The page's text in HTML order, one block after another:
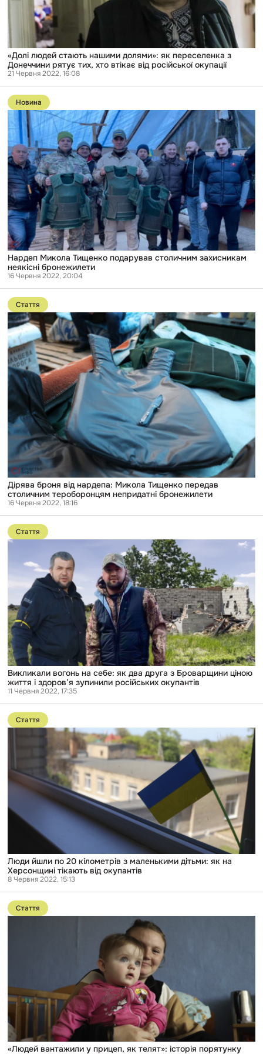
рятує
тих,
хто
від
російської
окупації
«Долі людей стають нашими долями»: як переселенка з
Донеччини рятує тих, хто втікає від російської окупації
21 Червня 2022, 16:08
Перейти
до
публікації
Нардеп
Микола
Тищенко
подарував
столичним
захисникам
неякісні
бронежилети
Новина
Нардеп Микола Тищенко подарував столичним захисникам
неякісні бронежилети
16 Червня 2022, 20:04
Перейти
до
публікації
Дірява
броня
від
нардепа:
Микола
Тищенко
передав
столичним
тероборонцям
непридатні
бронежилети
Стаття
Дірява броня від нардепа: Микола Тищенко передав
столичним тероборонцям непридатні бронежилети
16 Червня 2022, 18:16
Перейти
до
публікації
друга
Броварщини
ціною
життя
здоров’я зупинили
російських
окупантів
Стаття
Викликали вогонь на себе: як два друга з Броварщини ціною
життя і здоров’я зупинили російських окупантів
11 Червня 2022, 17:35
Перейти
до
публікації
кілометрів
маленькими
як
Херсонщині
окупантів
Стаття
Люди йшли по 20 кілометрів з маленькими дітьми: як на
Херсонщині тікають від окупантів
8 Червня 2022, 15:13
Перейти
до
публікації
порятунку
родини
окупованої
Херсонщини
Стаття
«Людей вантажили у прицеп, як телят»: історія порятунку